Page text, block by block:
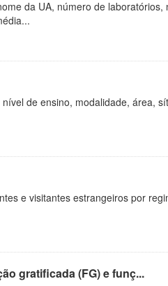
da UA, número de laboratórios,
de ensino, modalidade, área,
e visitantes estrangeiros por
gratificada (FG) e funç...